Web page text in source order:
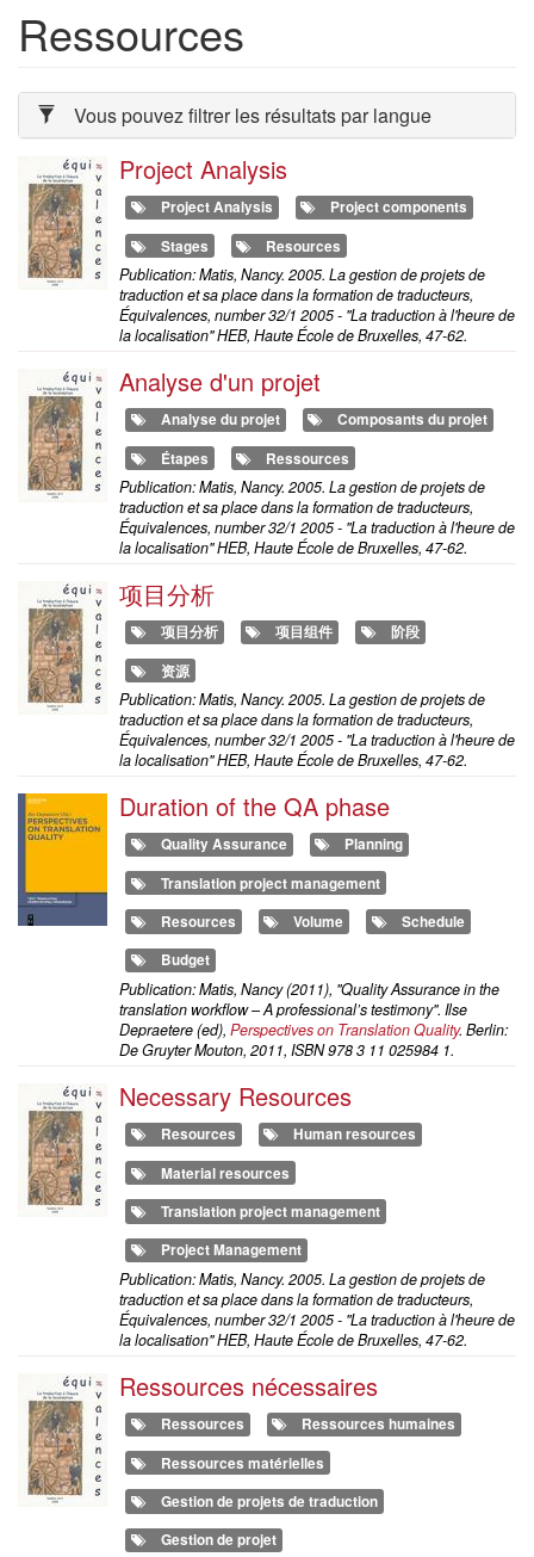
Ressources
Vous pouvez filtrer les résultats par langue
Project Analysis
Project Analysis
Project components
Stages
Resources
Publication: Matis, Nancy. 2005. La gestion de projets de
traduction et sa place dans la formation de traducteurs,
Équivalences, number 32/1 2005 - "La traduction à l'heure de
la localisation" HEB, Haute École de Bruxelles, 47-62.
Analyse d'un projet
Analyse du projet
Composants du projet
Étapes
Ressources
Publication: Matis, Nancy. 2005. La gestion de projets de
traduction et sa place dans la formation de traducteurs,
Équivalences, number 32/1 2005 - "La traduction à l'heure de
la localisation" HEB, Haute École de Bruxelles, 47-62.
项目分析
项目分析 项目组件
阶段
资源
Publication: Matis, Nancy. 2005. La gestion de projets de
traduction et sa place dans la formation de traducteurs,
Équivalences, number 32/1 2005 - "La traduction à l'heure de
la localisation" HEB, Haute École de Bruxelles, 47-62.
Duration of the QA phase
Quality Assurance
Planning
Translation project management
Resources
Volume
Schedule
Budget
Publication: Matis, Nancy (2011), "Quality Assurance in the
translation workflow – A professional’s testimony". Ilse
Depraetere (ed), Perspectives on Translation Quality. Berlin:
De Gruyter Mouton, 2011, ISBN 978 3 11 025984 1.
Necessary Resources
Resources
Human resources
Material resources
Translation project management
Project Management
Publication: Matis, Nancy. 2005. La gestion de projets de
traduction et sa place dans la formation de traducteurs,
Équivalences, number 32/1 2005 - "La traduction à l'heure de
la localisation" HEB, Haute École de Bruxelles, 47-62.
Ressources nécessaires
Ressources
Ressources humaines
Ressources matérielles
Gestion de projets de traduction
Gestion de projet